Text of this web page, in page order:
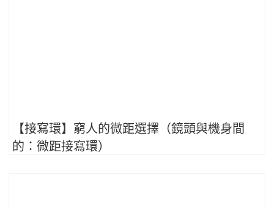
【接寫環】窮人的微距選擇（鏡頭與機身間
的：微距接寫環）